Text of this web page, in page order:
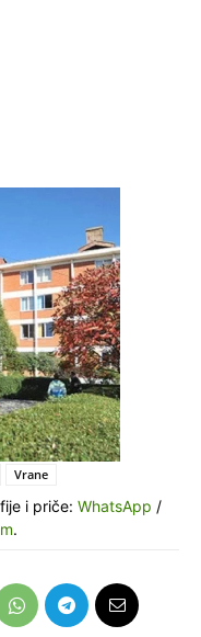
Vrane
i priče: WhatsApp /
.